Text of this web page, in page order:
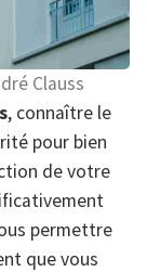
Clauss
, connaître le
pour bien
de votre
permettre
que vous